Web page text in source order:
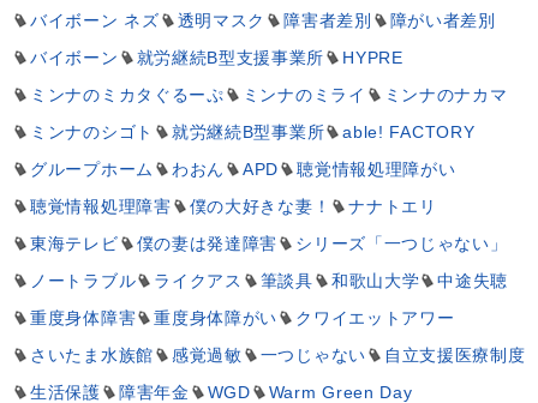
バイボーン ネズ
透明マスク 障害者差別
障がい者差別
バイボーン
就労継続B型支援事業所
HYPRE
ミンナのミカタぐるーぷ
ミンナのミライ
ミンナのナカマ
ミンナのシゴト
就労継続B型事業所
able! FACTORY
グループホーム
わおん APD
聴覚情報処理障がい
聴覚情報処理障害
僕の大好きな妻！
ナナトエリ
東海テレビ
僕の妻は発達障害
シリーズ「一つじゃない」
ノートラブル
ライクアス 筆談具 和歌山大学
中途失聴
重度身体障害
重度身体障がい
クワイエットアワー
さいたま水族館
感覚過敏 一つじゃない
自立支援医療制度
生活保護
障害年金 WGD
Warm Green Day